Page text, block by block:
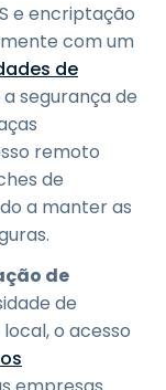
e encriptação
com um
de
segurança de
remoto
de
a manter as
de
de
o acesso